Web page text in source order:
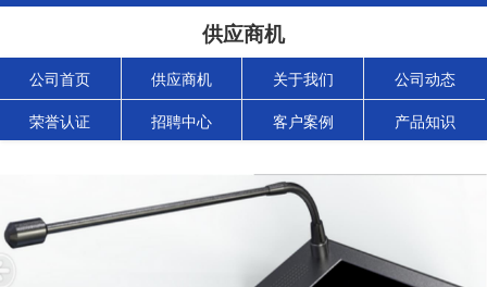
供应商机
公司首页 供应商机 关于我们 公司动态
荣誉认证 招聘中心 客户案例 产品知识